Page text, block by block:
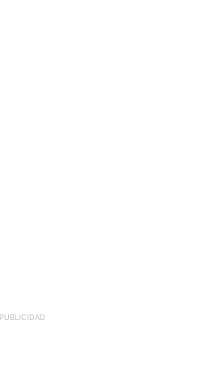
PUBLICIDAD